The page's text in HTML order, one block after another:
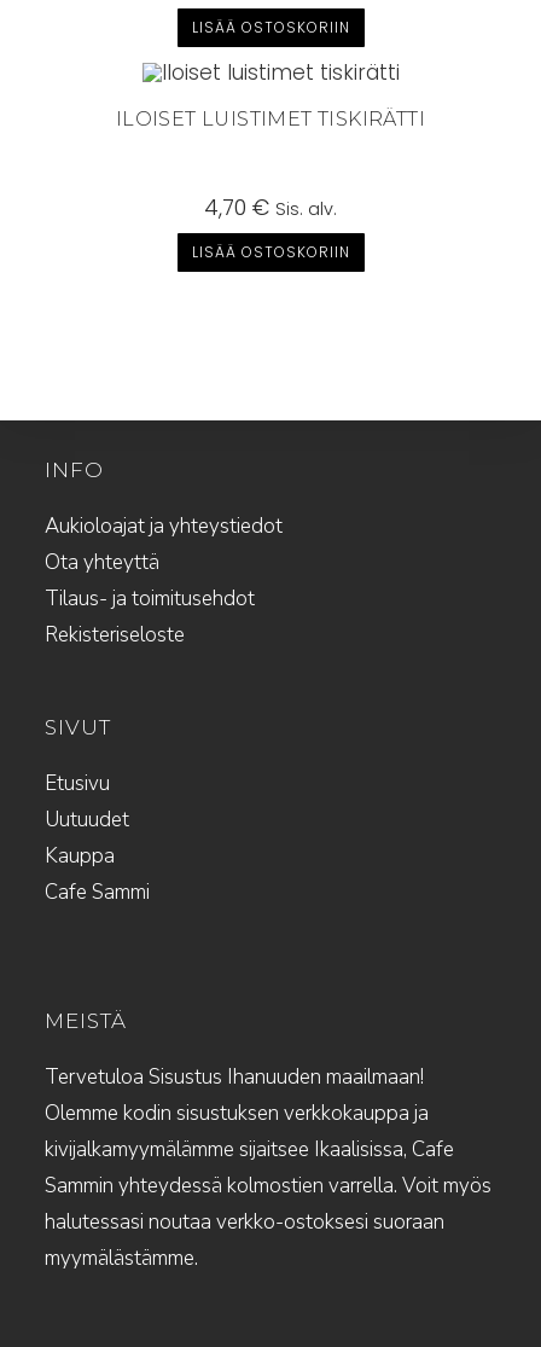
LISÄÄ OSTOSKORIIN
ILOISET LUISTIMET TISKIRÄTTI
4,70 € Sis. alv.
LISÄÄ OSTOSKORIIN
INFO
Aukioloajat ja yhteystiedot
Ota yhteyttä
Tilaus- ja toimitusehdot
Rekisteriseloste
SIVUT
Etusivu
Uutuudet
Kauppa
Cafe Sammi
MEISTÄ
Tervetuloa Sisustus Ihanuuden maailmaan!
Olemme kodin sisustuksen verkkokauppa ja
kivijalkamyymälämme sijaitsee Ikaalisissa, Cafe
Sammin yhteydessä kolmostien varrella. Voit myös
halutessasi noutaa verkko-ostoksesi suoraan
myymälästämme.